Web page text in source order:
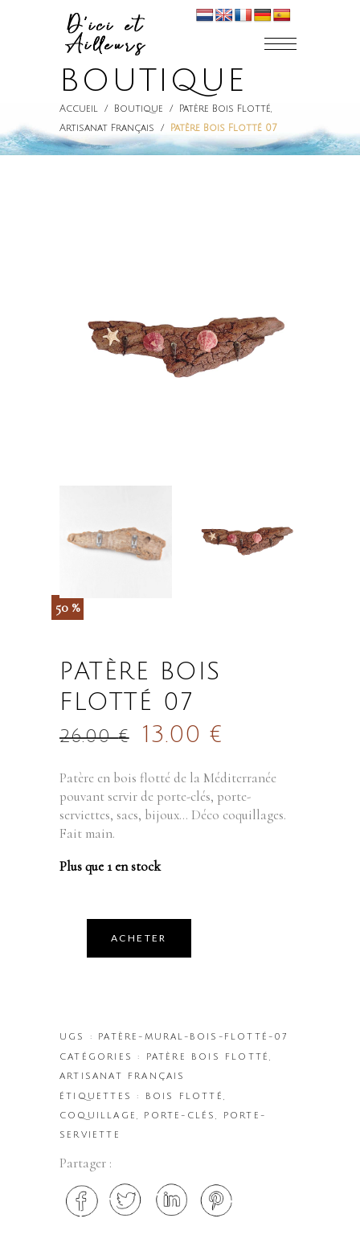
BOUTIQUE
Accueil / Boutique / Patère Bois Flotté,
Artisanat Français / Patère Bois Flotté 07
50 %
PATÈRE BOIS
FLOTTÉ 07
26.00€ 13.00€
Patère en bois flotté de la Méditerranée
pouvant servir de porte-clés, porte-
serviettes, sacs, bijoux… Déco coquillages.
Fait main.
Plus que 1 en stock
ACHETER
UGS : PATÈRE-MURAL-BOIS-FLOTTÉ-07
CATÉGORIES : PATÈRE BOIS FLOTTÉ
ARTISANAT FRANÇAIS
ÉTIQUETTES : BOIS FLOTTÉ
COQUILLAGE
PORTE-CLÉS
PORTE-
SERVIETTE
Partager :